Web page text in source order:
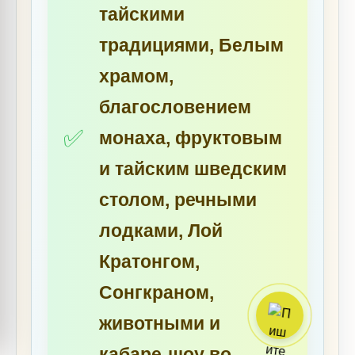
тайскими
традициями, Белым
храмом,
благословением
монаха, фруктовым
и тайским шведским
столом, речными
лодками, Лой
Кратонгом,
Сонгкраном,
животными и